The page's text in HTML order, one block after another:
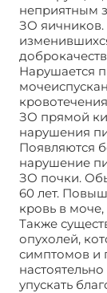
неприятным
ЗО яичников.
Нарушается
ЗО прямой
нарушения
Появляются
нарушение
ЗО почки.
60 лет.
кровь в
Также
опухолей,
симптомов и
упускать